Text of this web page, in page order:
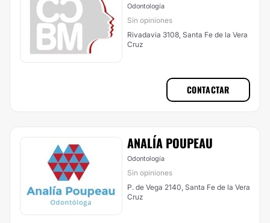
Odontología
Sin opiniones
Rivadavia 3108, Santa Fe de la Vera
Cruz
CONTACTAR
ANALÍA POUPEAU
Odontología
Sin opiniones
P. de Vega 2140, Santa Fe de la Vera
Cruz